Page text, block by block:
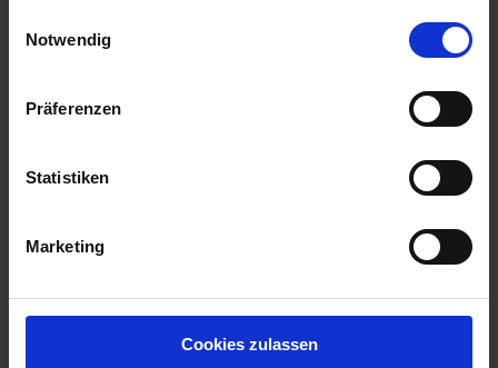
Notwendig
Präferenzen
Statistiken
Marketing
Cookies zulassen
mehr
Empfohlene Produkte